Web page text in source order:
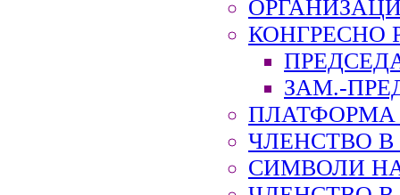
КОНГРЕСНО
ЗАМ.-
ПЛАТФОРМА
ЧЛЕНСТВО В
СИМВОЛИ